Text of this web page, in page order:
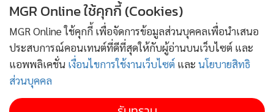
แรงงานขั้นสูงเพิ่มเติมในภาคอุตสาหกรรมดิจิทัล รวมทั้งมี
มาตรการจูงใจทั้งทางภาษีและไม่ใช่ภาษี นอกจากนี้ ไทยได้เปิดตัว
โครงการตรวจลงตราประเภทผู้พำนักระยะยาว 10 ปี พร้อมสิทธิ
ประโยชน์ต่างๆ โดยเฉพาะสำหรับผู้ที่มีความเชี่ยวชาญด้าน
ดิจิทัล พร้อมจัดตั้งเขตส่งเสริมอุตสาหกรรมและนวัตกรรมดิจิทัล
เป็นเขตนวัตกรรมดิจิทัลแห่งใหม่ และเป็นศูนย์กลางด้านดิจิทัล
MGR Online ใช้คุกกี้ (Cookies)
MGR Online ใช้คุกกี้ เพื่อจัดการข้อมูลส่วนบุคคลเพื่อนำเสนอ
ประสบการณ์คอนเทนต์ที่ดีที่สุดให้กับผู้อ่านบนเว็บไซต์ และ
แอพพลิเคชั่น เงื่อนไขการใช้งานเว็บไซต์ และ นโยบายสิทธิ
ส่วนบุคคล